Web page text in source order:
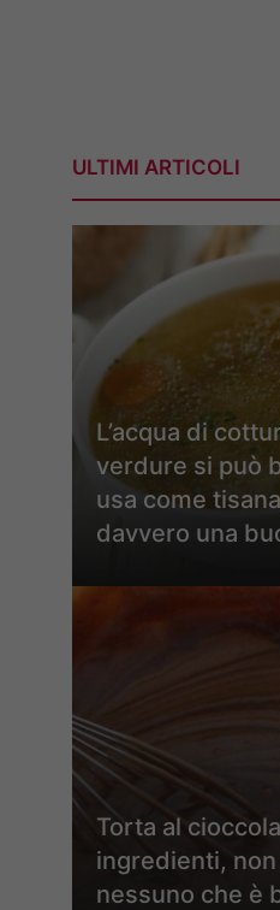
ULTIMI ARTICOLI
L’acqua di
verdure si può
usa come
davvero una
Torta al
ingredienti,
nessuno che è